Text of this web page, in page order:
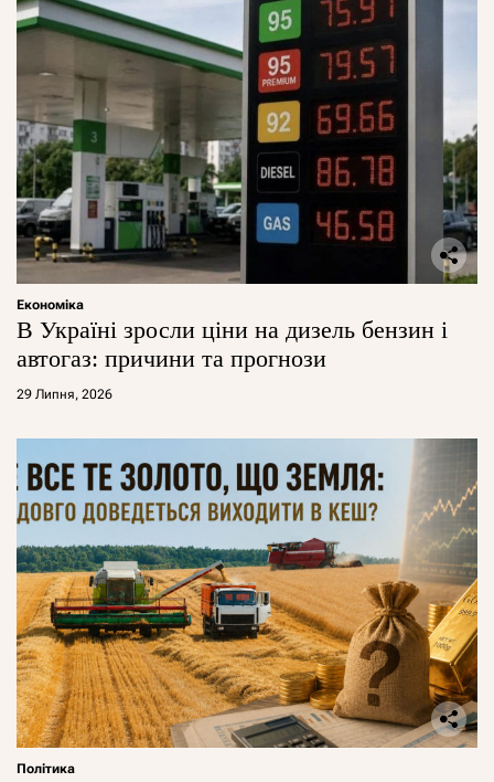
Економіка
В Україні зросли ціни на дизель бензин і
автогаз: причини та прогнози
29 Липня, 2026
Політика